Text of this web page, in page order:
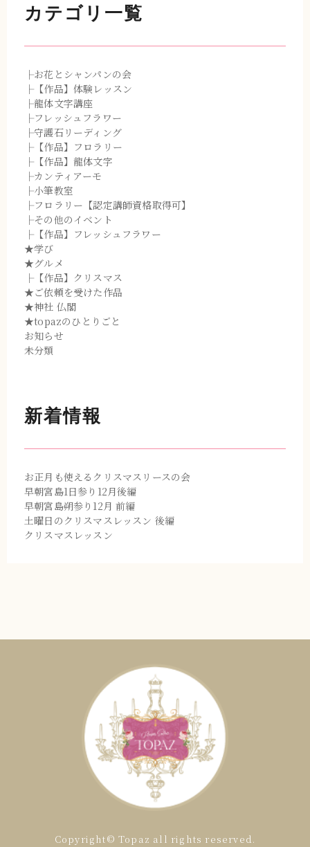
カテゴリ一覧
├お花とシャンパンの会
├【作品】体験レッスン
├龍体文字講座
├フレッシュフラワー
├守護石リーディング
├【作品】フロラリー
├【作品】龍体文字
├カンティアーモ
├小筆教室
├フロラリー【認定講師資格取得可】
├その他のイベント
├【作品】フレッシュフラワー
★学び
★グルメ
├【作品】クリスマス
★ご依頼を受けた作品
★神社 仏閣
★topazのひとりごと
お知らせ
未分類
新着情報
お正月も使えるクリスマスリースの会
早朝宮島1日参り12月後編
早朝宮島朔参り12月 前編
土曜日のクリスマスレッスン 後編
クリスマスレッスン
Copyright© Topaz all rights reserved.